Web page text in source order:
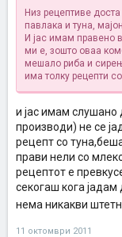
Низ рецептиве
павлака и туна,
И јас имам правено
ми е, зошто оваа
мешало риба и
има толку рецепти
и јас имам
производи) не се
рецепт со
прави нели со
рецептот е
секогаш кога
нема никакви
11 октомври 2011